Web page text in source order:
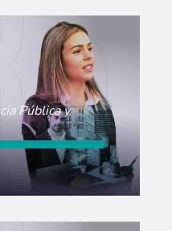
MÁS
Pública y
MÁS